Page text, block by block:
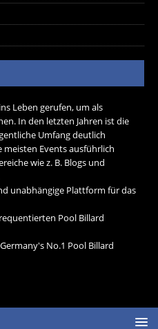
Leben gerufen, um als
In den letzten Jahren ist die
Umfang deutlich
Events ausführlich
wie z. B. Blogs und
unabhängige Plattform für das
Pool Billard
No.1 Pool Billard